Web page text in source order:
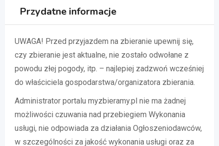
Przydatne informacje
UWAGA! Przed przyjazdem na zbieranie upewnij się,
czy zbieranie jest aktualne, nie zostało odwołane z
powodu złej pogody, itp. – najlepiej zadzwoń wcześniej
do właściciela gospodarstwa/organizatora zbierania.
Administrator portalu myzbieramy.pl nie ma żadnej
możliwości czuwania nad przebiegiem Wykonania
usługi, nie odpowiada za działania Ogłoszeniodawców,
w szczególności za jakość wykonania usługi oraz za